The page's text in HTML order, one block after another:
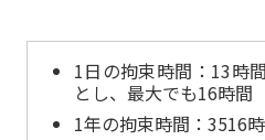
1日の拘束時間：13時
とし、最大でも16時間
1年の拘束時間：3516